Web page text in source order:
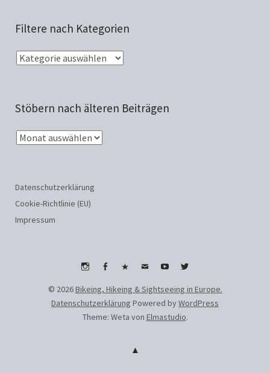
Filtere nach Kategorien
Stöbern nach älteren Beiträgen
Datenschutzerklärung
Cookie-Richtlinie (EU)
Impressum
InstagramFacebookWhatsApp
EmailYoutubeTwitter
© 2026Bikeing, Hikeing & Sightseeing in Europe.
Datenschutzerklärung Powered byWordPress
Theme: Weta von Elmastudio.